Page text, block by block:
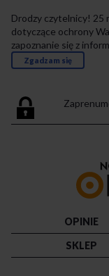
Drodzy czytelnicy! 25
dotyczące ochrony
zapoznanie się z
Zgadzam się
OPINIE
SKLEP